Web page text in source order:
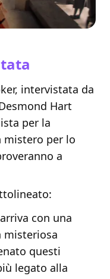
intervistata da
Hart
per la
mistero per lo
a
con una
misteriosa
questi
legato alla